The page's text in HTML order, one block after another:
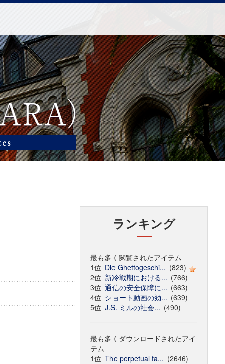
ランキング
最も多く閲覧されたアイテム
1位 Die Ghettogeschi... (823)
2位 新冷戦期における... (766)
3位 通信の安全保障に... (663)
4位 ショート動画の効... (639)
5位 J.S. ミルの社会... (490)
最も多くダウンロードされたアイ
テム
1位 The perpetual fa... (2646)